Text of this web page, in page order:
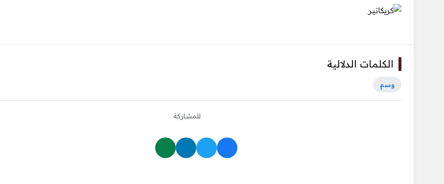
الكلمات الدلالية
وسم
للمشاركة